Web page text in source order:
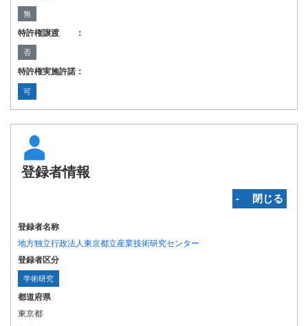
無
特許権譲渡 ：
否
特許権実施許諾：
可
登録者情報
‐ 閉じる
登録者名称
地方独立行政法人東京都立産業技術研究センター
登録者区分
学術研究
都道府県
東京都